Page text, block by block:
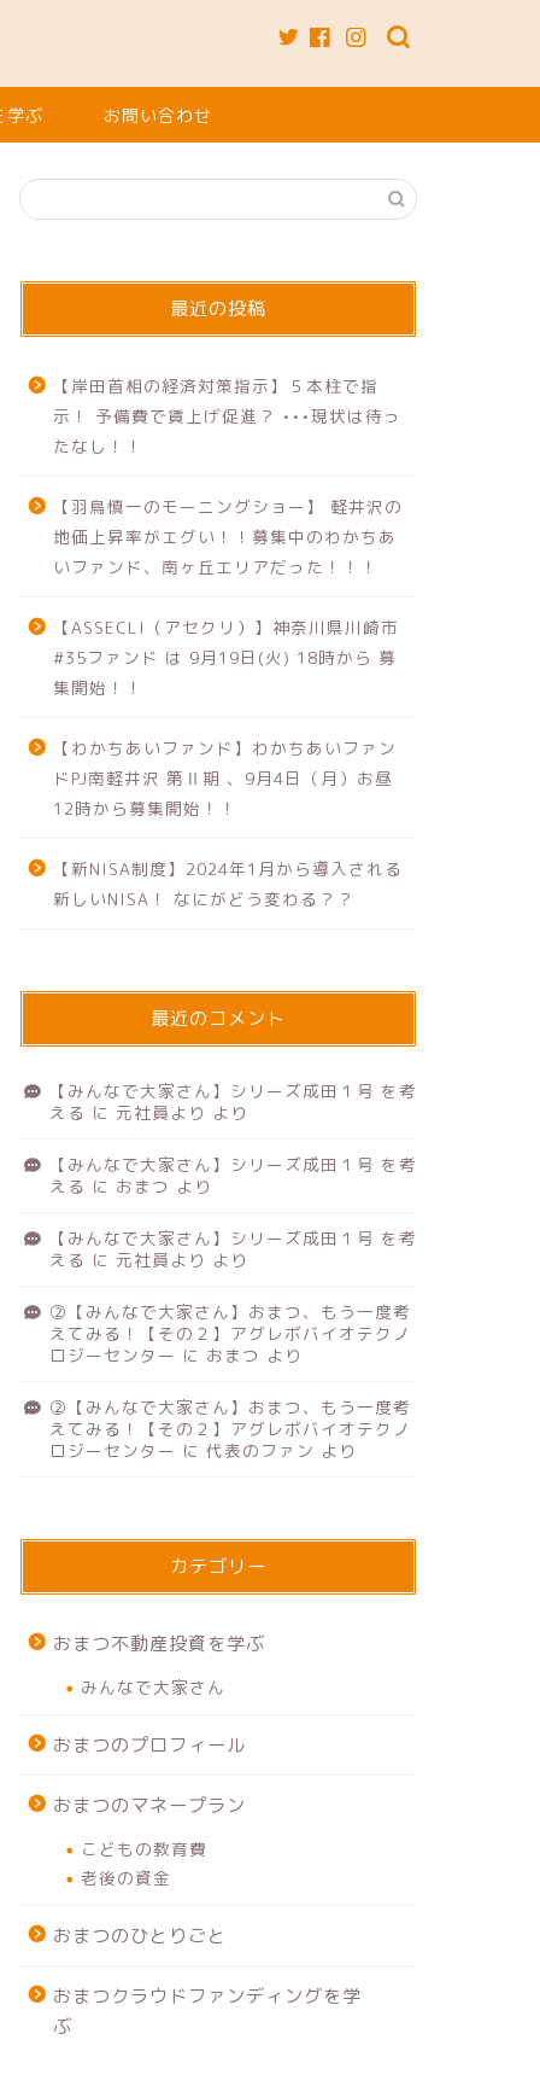
学ぶ お問い合わせ
最近の投稿
【岸田首相の経済対策指示】５本柱で指
示！ 予備費で賃上げ促進？ •••現状は待っ
たなし！！
【羽鳥慎一のモーニングショー】 軽井沢の
地価上昇率がエグい！！募集中のわかちあ
いファンド、南ヶ丘エリアだった！！！
【ASSECLI（アセクリ）】神奈川県川崎市
#35ファンド は 9月19日(火) 18時から 募
集開始！！
【わかちあいファンド】わかちあいファン
ドPJ南軽井沢 第Ⅱ期 、9月4日（月）お昼
12時から募集開始！！
【新NISA制度】2024年1月から導入される
新しいNISA！ なにがどう変わる？？
最近のコメント
【みんなで大家さん】シリーズ成田１号 を考
える に 元社員より より
【みんなで大家さん】シリーズ成田１号 を考
える に おまつ より
【みんなで大家さん】シリーズ成田１号 を考
える に 元社員より より
②【みんなで大家さん】おまつ、もう一度考
えてみる！【その２】アグレボバイオテクノ
ロジーセンター に おまつ より
②【みんなで大家さん】おまつ、もう一度考
えてみる！【その２】アグレボバイオテクノ
ロジーセンター に 代表のファン より
カテゴリー
おまつ不動産投資を学ぶ
みんなで大家さん
おまつのプロフィール
おまつのマネープラン
こどもの教育費
老後の資金
おまつのひとりごと
おまつクラウドファンディングを学
ぶ